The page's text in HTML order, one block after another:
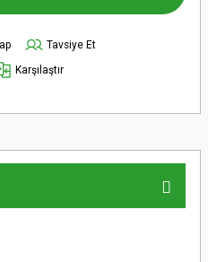
Tavsiye Et
Karşılaştır